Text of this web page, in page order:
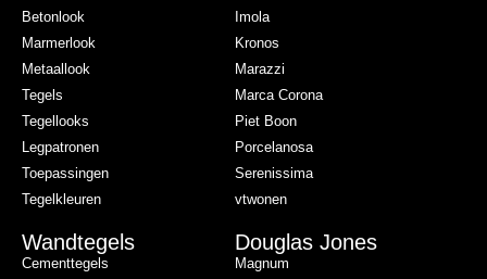
Betonlook
Marmerlook
Metaallook
Tegels
Tegellooks
Legpatronen
Toepassingen
Tegelkleuren
Imola
Kronos
Marazzi
Marca Corona
Piet Boon
Porcelanosa
Serenissima
vtwonen
Wandtegels
Cementtegels
Douglas Jones
Magnum